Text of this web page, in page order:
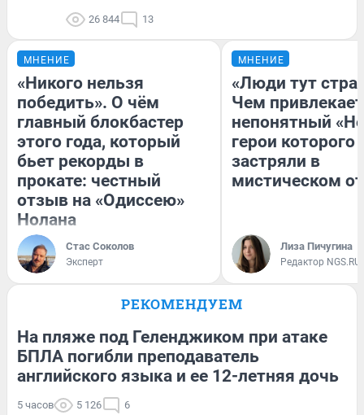
26 844 13
МНЕНИЕ
«Никого нельзя
победить». О чём
главный блокбастер
этого года, который
бьет рекорды в
прокате: честный
отзыв на «Одиссею»
Нолана
Стас Соколов
Эксперт
МНЕНИЕ
«Люди тут
Чем привлекает
непонятный
герои которого
застряли в
мистическом
Лиза Пичугина
Редактор NGS.RU
РЕКОМЕНДУЕМ
На пляже под Геленджиком при атаке
БПЛА погибли преподаватель
английского языка и ее 12-летняя дочь
5 часов 5 126 6